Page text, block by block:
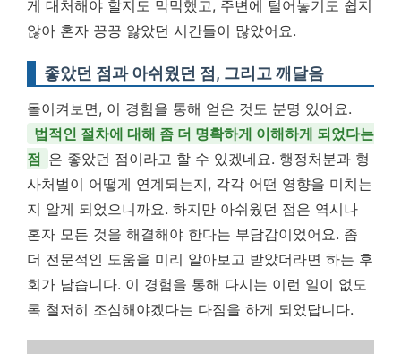
게 대처해야 할지도 막막했고, 주변에 털어놓기도 쉽지
않아 혼자 끙끙 앓았던 시간들이 많았어요.
좋았던 점과 아쉬웠던 점, 그리고 깨달음
돌이켜보면, 이 경험을 통해 얻은 것도 분명 있어요.
법적인 절차에 대해 좀 더 명확하게 이해하게 되었다는
점 은 좋았던 점이라고 할 수 있겠네요. 행정처분과 형
사처벌이 어떻게 연계되는지, 각각 어떤 영향을 미치는
지 알게 되었으니까요. 하지만 아쉬웠던 점은 역시나
혼자 모든 것을 해결해야 한다는 부담감이었어요. 좀
더 전문적인 도움을 미리 알아보고 받았더라면 하는 후
회가 남습니다. 이 경험을 통해 다시는 이런 일이 없도
록 철저히 조심해야겠다는 다짐을 하게 되었답니다.